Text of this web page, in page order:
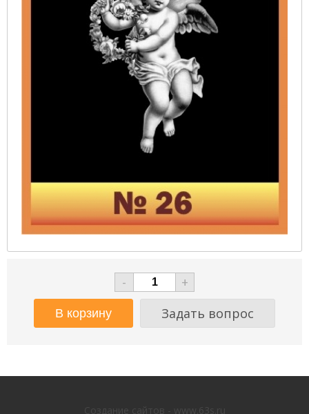
-
+
Задать вопрос
Создание сайтов - www.63s.ru